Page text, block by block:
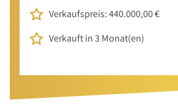
Verkaufspreis: 440.000,00 €
Verkauft in 3 Monat(en)